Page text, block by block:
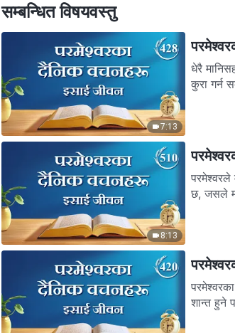
सम्बन्धित विषयवस्तु
7:13
धेरै
कुरा गर्न
8:13
परमेश्‍वरले
छ, जसले
शान्त हुने